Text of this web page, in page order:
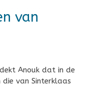
van
Anouk dat in de
van Sinterklaas